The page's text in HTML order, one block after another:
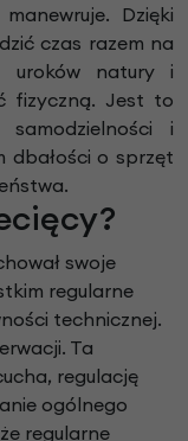
Dzięki
czas razem na
uroków natury i
fizyczną. Jest to
i
dbałości o sprzęt
swoje
regularne
technicznej.
Ta
regulację
ogólnego
regularne